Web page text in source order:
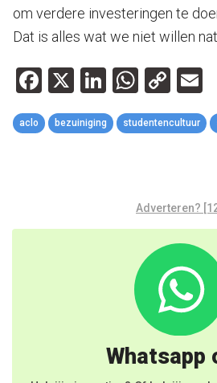
om verdere investeringen te
Dat is alles wat we niet willen
Facebook
X LinkedIn
Copy
Link
aclo bezuiniging studentencultuur
Adverteren?
Whatsapp